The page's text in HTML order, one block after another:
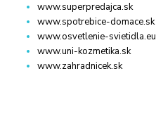
www.superpredajca.sk
www.spotrebice-domace.sk
www.osvetlenie-svietidla.eu
www.uni-kozmetika.sk
www.zahradnicek.sk